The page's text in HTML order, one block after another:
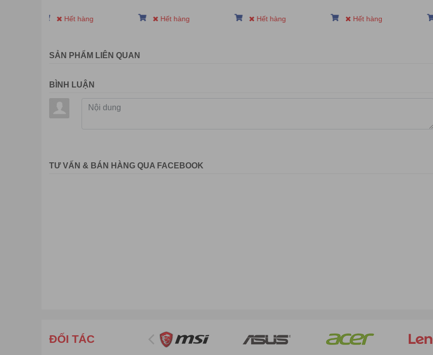
Net Weight : 5.55 kg (12.24 lbs)
Phụ kiện
Hết hàng Hết hàng Hết hàng Hết hàng
SẢN PHẨM LIÊN QUAN
BÌNH LUẬN
TƯ VẤN & BÁN HÀNG QUA FACEBOOK
ĐỐI TÁC